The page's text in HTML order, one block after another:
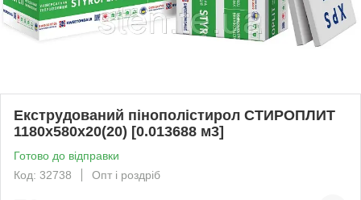
Екструдований пінополістирол СТИРОПЛИТ
1180х580х20(20) [0.013688 м3]
Готово до відправки
Код: 32738
Опт і роздріб